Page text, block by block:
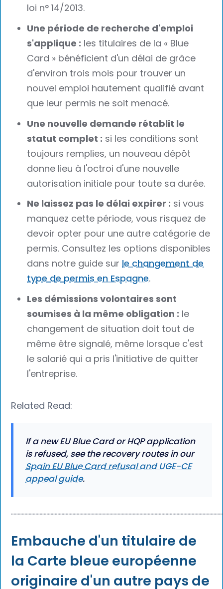
loi n° 14/2013.
Une période de recherche d'emploi
s'applique : les titulaires de la « Blue
Card » bénéficient d'un délai de grâce
d'environ trois mois pour trouver un
nouvel emploi hautement qualifié avant
que leur permis ne soit menacé.
Une nouvelle demande rétablit le
statut complet : si les conditions sont
toujours remplies, un nouveau dépôt
donne lieu à l'octroi d'une nouvelle
autorisation initiale pour toute sa durée.
Ne laissez pas le délai expirer : si vous
manquez cette période, vous risquez de
devoir opter pour une autre catégorie de
permis. Consultez les options disponibles
dans notre guide surle changement de
type de permis en Espagne.
Les démissions volontaires sont
soumises à la même obligation : le
changement de situation doit tout de
même être signalé, même lorsque c'est
le salarié qui a pris l'initiative de quitter
l'entreprise.
Related Read:
If a new EU Blue Card or HQP application
is refused, see the recovery routes in our
Spain EU Blue Card refusal and UGE-CE
appeal guide.
Embauche d'un titulaire de
la Carte bleue européenne
originaire d'un autre pays de